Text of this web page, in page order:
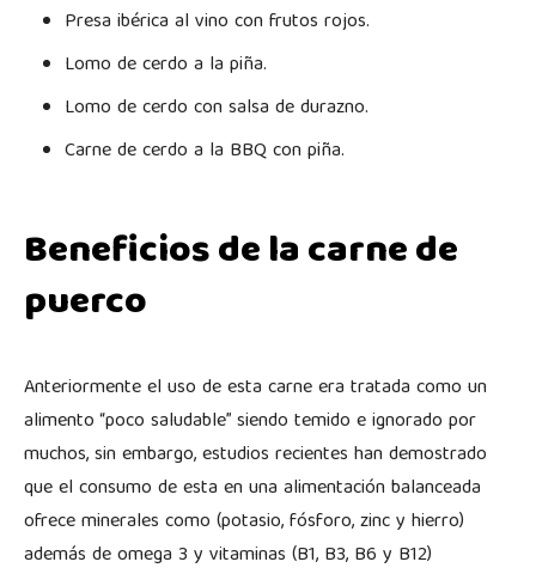
Presa ibérica al vino con frutos rojos.
Lomo de cerdo a la piña.
Lomo de cerdo con salsa de durazno.
Carne de cerdo a la BBQ con piña.
Beneficios de la carne de
puerco
Anteriormente el uso de esta carne era tratada como un
alimento “poco saludable” siendo temido e ignorado por
muchos, sin embargo, estudios recientes han demostrado
que el consumo de esta en una alimentación balanceada
ofrece minerales como (potasio, fósforo, zinc y hierro)
además de omega 3 y vitaminas (B1, B3, B6 y B12)